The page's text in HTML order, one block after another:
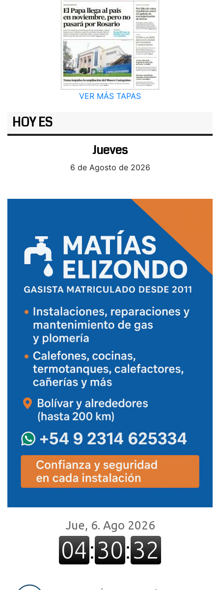
VER MÁS TAPAS
HOY ES
Jueves
6 de Agosto de 2026